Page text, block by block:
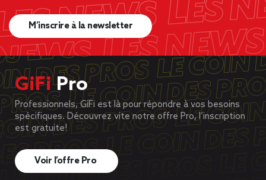
M’inscrire à la newsletter
GiFiPro
Professionnels, GiFi est là pour répondre à vos besoins
spécifiques. Découvrez vite notre offre Pro, l’inscription
est gratuite!
Voir l’offre Pro